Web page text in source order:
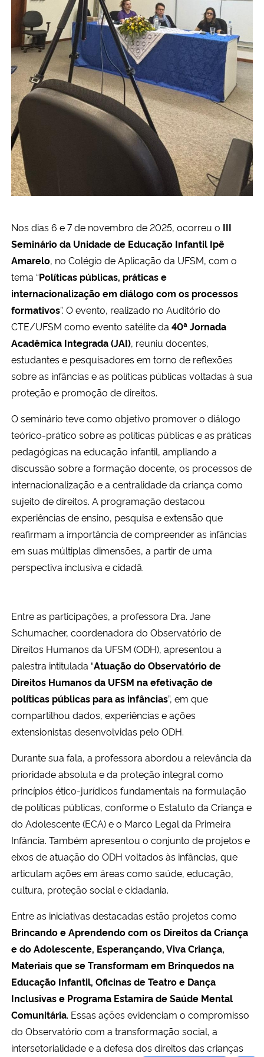
Secretaria-Geral
Secretaria de Governo
Gabinete de Segurança Institucional
Advocacia-Geral da União
Banco Central do Brasil
Planalto
Nos dias 6 e 7 de novembro de 2025, ocorreu o III
Seminário da Unidade de Educação Infantil Ipê
Amarelo, no Colégio de Aplicação da UFSM, com o
tema “Políticas públicas, práticas e
internacionalização em diálogo com os processos
formativos”. O evento, realizado no Auditório do
CTE/UFSM como evento satélite da 40ª Jornada
Acadêmica Integrada (JAI), reuniu docentes,
estudantes e pesquisadores em torno de reflexões
sobre as infâncias e as políticas públicas voltadas à sua
proteção e promoção de direitos.
O seminário teve como objetivo promover o diálogo
teórico-prático sobre as políticas públicas e as práticas
pedagógicas na educação infantil, ampliando a
discussão sobre a formação docente, os processos de
internacionalização e a centralidade da criança como
sujeito de direitos. A programação destacou
experiências de ensino, pesquisa e extensão que
reafirmam a importância de compreender as infâncias
em suas múltiplas dimensões, a partir de uma
perspectiva inclusiva e cidadã.
Entre as participações, a professora Dra. Jane
Schumacher, coordenadora do Observatório de
Direitos Humanos da UFSM (ODH), apresentou a
palestra intitulada “Atuação do Observatório de
Direitos Humanos da UFSM na efetivação de
políticas públicas para as infâncias”, em que
compartilhou dados, experiências e ações
extensionistas desenvolvidas pelo ODH.
Durante sua fala, a professora abordou a relevância da
prioridade absoluta e da proteção integral como
princípios ético-jurídicos fundamentais na formulação
de políticas públicas, conforme o Estatuto da Criança e
do Adolescente (ECA) e o Marco Legal da Primeira
Infância. Também apresentou o conjunto de projetos e
eixos de atuação do ODH voltados às infâncias, que
articulam ações em áreas como saúde, educação,
cultura, proteção social e cidadania.
Entre as iniciativas destacadas estão projetos como
Brincando e Aprendendo com os Direitos da Criança
e do Adolescente, Esperançando, Viva Criança,
Materiais que se Transformam em Brinquedos na
Educação Infantil, Oficinas de Teatro e Dança
Inclusivas e Programa Estamira de Saúde Mental
Comunitária. Essas ações evidenciam o compromisso
do Observatório com a transformação social, a
intersetorialidade e a defesa dos direitos das crianças